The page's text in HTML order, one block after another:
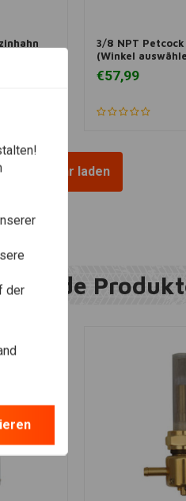
3/8 NPT Petcock
(Winkel
€57,99
Mehr laden
der